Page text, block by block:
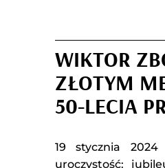
WIKTOR
ZŁOTYM
50-LECIA
19 stycznia
uroczystość: